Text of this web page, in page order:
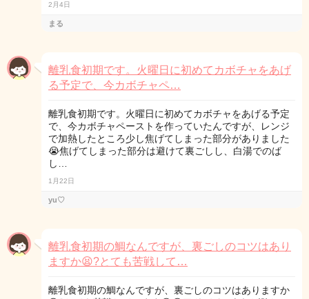
2月4日
まる
離乳食初期です。火曜日に初めてカボチャをあげ
る予定で、今カボチャペ…
離乳食初期です。火曜日に初めてカボチャをあげる予定
で、今カボチャペーストを作っていたんですが、レンジ
で加熱したところ少し焦げてしまった部分がありました
😭焦げてしまった部分は避けて裏ごしし、白湯でのば
し…
1月22日
yu♡
離乳食初期の鯛なんですが、裏ごしのコツはあり
ますか😫?とても苦戦して…
離乳食初期の鯛なんですが、裏ごしのコツはありますか